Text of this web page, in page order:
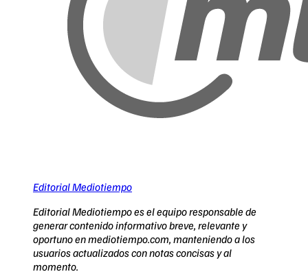
Editorial Mediotiempo
Editorial Mediotiempo es el equipo responsable de
generar contenido informativo breve, relevante y
oportuno en mediotiempo.com, manteniendo a los
usuarios actualizados con notas concisas y al
momento.